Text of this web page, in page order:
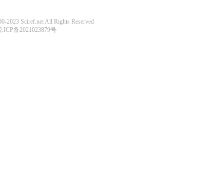
2023 Sciref.net All Rights Reserved
ICP备2021023879号